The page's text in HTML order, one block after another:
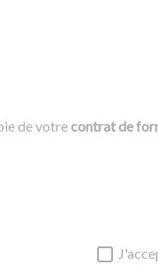
de votrecontrat de